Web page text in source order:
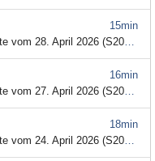
15min
28. April 2026 (S2026/E75)
16min
27. April 2026 (S2026/E74)
18min
24. April 2026 (S2026/E73)